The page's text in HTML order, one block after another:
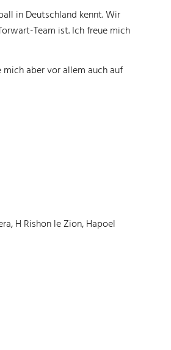
in Deutschland kennt. Wir
Team ist. Ich freue mich
mich aber vor allem auch auf
H Rishon le Zion, Hapoel